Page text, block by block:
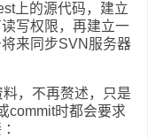
上的源代码，建立
写权限，再建立一
来同步SVN服务器
，不再赘述，只是
commit时都会要求